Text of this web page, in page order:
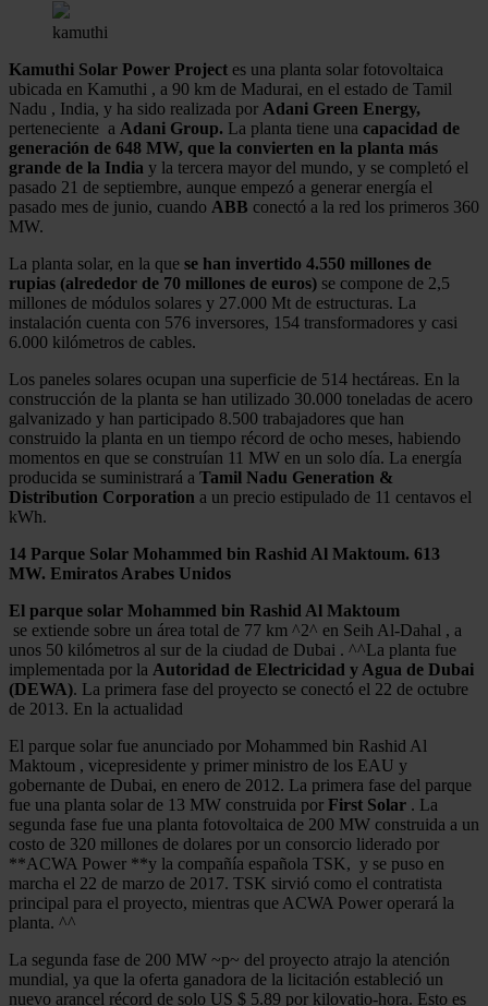
kamuthi
Kamuthi Solar Power Project es una planta solar fotovoltaica
ubicada en Kamuthi , a 90 km de Madurai, en el estado de Tamil
Nadu , India, y ha sido realizada por Adani Green Energy,
perteneciente a Adani Group. La planta tiene una capacidad de
generación de 648 MW, que la convierten en la planta más
grande de la India y la tercera mayor del mundo, y se completó el
pasado 21 de septiembre, aunque empezó a generar energía el
pasado mes de junio, cuando ABB conectó a la red los primeros 360
MW.
La planta solar, en la que se han invertido 4.550 millones de
rupias (alrededor de 70 millones de euros) se compone de 2,5
millones de módulos solares y 27.000 Mt de estructuras. La
instalación cuenta con 576 inversores, 154 transformadores y casi
6.000 kilómetros de cables.
Los paneles solares ocupan una superficie de 514 hectáreas. En la
construcción de la planta se han utilizado 30.000 toneladas de acero
galvanizado y han participado 8.500 trabajadores que han
construido la planta en un tiempo récord de ocho meses, habiendo
momentos en que se construían 11 MW en un solo día. La energía
producida se suministrará a Tamil Nadu Generation &
Distribution Corporation a un precio estipulado de 11 centavos el
kWh.
14 Parque Solar Mohammed bin Rashid Al Maktoum. 613
MW. Emiratos Arabes Unidos
El parque solar Mohammed bin Rashid Al Maktoum
se extiende sobre un área total de 77 km ^2^ en Seih Al-Dahal , a
unos 50 kilómetros al sur de la ciudad de Dubai . ^^La planta fue
implementada por la Autoridad de Electricidad y Agua de Dubai
(DEWA). La primera fase del proyecto se conectó el 22 de octubre
de 2013. En la actualidad
El parque solar fue anunciado por Mohammed bin Rashid Al
Maktoum , vicepresidente y primer ministro de los EAU y
gobernante de Dubai, en enero de 2012. La primera fase del parque
fue una planta solar de 13 MW construida por First Solar . La
segunda fase fue una planta fotovoltaica de 200 MW construida a un
costo de 320 millones de dolares por un consorcio liderado por
**ACWA Power **y la compañía española TSK, y se puso en
marcha el 22 de marzo de 2017. TSK sirvió como el contratista
principal para el proyecto, mientras que ACWA Power operará la
planta. ^^
La segunda fase de 200 MW ~p~ del proyecto atrajo la atención
mundial, ya que la oferta ganadora de la licitación estableció un
nuevo arancel récord de solo US $ 5.89 por kilovatio-hora. Esto es